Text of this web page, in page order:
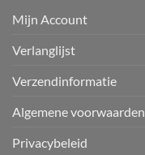
Mijn Account
Verlanglijst
Verzendinformatie
Algemene voorwaarden
Privacybeleid